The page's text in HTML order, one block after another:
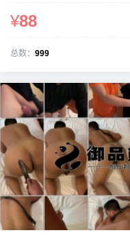
¥88
总数： 999